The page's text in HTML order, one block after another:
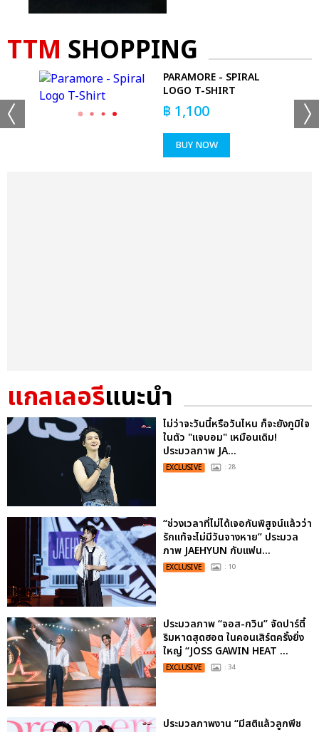
TTM SHOPPING
PARAMORE - SPIRAL
LOGO T-SHIRT
฿ 1,100
BUY NOW
แกลเลอรีแนะนำ
ไม่ว่าจะวันนี้หรือวันไหน ก็จะยังภูมิใจ
ในตัว "แจบอม" เหมือนเดิม!
ประมวลภาพ JA...
EXCLUSIVE : 28
“ช่วงเวลาที่ไม่ได้เจอกันพิสูจน์แล้วว่า
รักแท้จะไม่มีวันจางหาย” ประมวล
ภาพ JAEHYUN กับแฟน...
EXCLUSIVE : 10
ประมวลภาพ “จอส-กวิน” จัดปาร์ตี้
ริมหาดสุดฮอต ในคอนเสิร์ตครั้งยิ่ง
ใหญ่ “JOSS GAWIN HEAT ...
EXCLUSIVE : 34
ประมวลภาพงาน “มีสติแล้วลูกพีช